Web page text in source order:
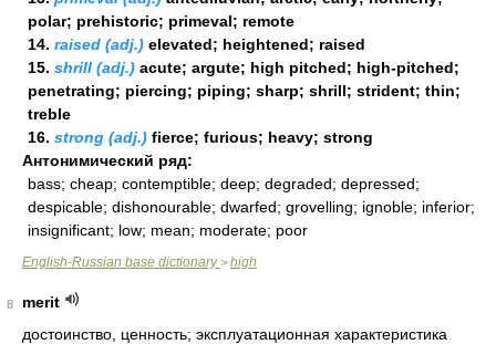
polar; prehistoric; primeval; remote
14. raised (adj.) elevated; heightened; raised
15. shrill (adj.) acute; argute; high pitched; high-pitched;
penetrating; piercing; piping; sharp; shrill; strident; thin;
treble
16. strong (adj.) fierce; furious; heavy; strong
Антонимический ряд:
bass; cheap; contemptible; deep; degraded; depressed;
despicable; dishonourable; dwarfed; grovelling; ignoble; inferior;
insignificant; low; mean; moderate; poor
English-Russian base dictionary> high
8
merit
достоинство, ценность; эксплуатационная характеристика